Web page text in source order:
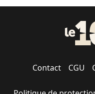
Contact CGU